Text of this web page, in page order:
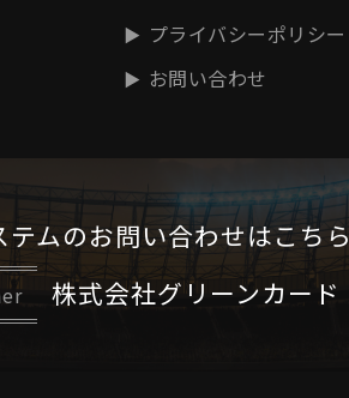
プライバシーポリシー
お問い合わせ
テムのお問い合わせはこちら
株式会社グリーンカード